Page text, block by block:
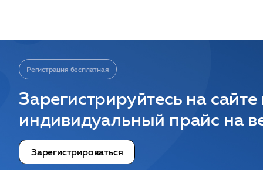
Регистрация бесплатная
Зарегистрируйтесь на
индивидуальный прайс на
Зарегистрироваться